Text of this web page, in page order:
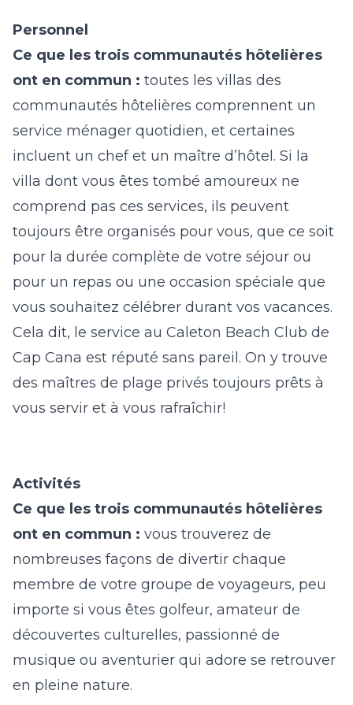
Personnel
Ce que les trois communautés hôtelières
ont en commun : toutes les villas des
communautés hôtelières comprennent un
service ménager quotidien, et certaines
incluent un chef et un maître d’hôtel. Si la
villa dont vous êtes tombé amoureux ne
comprend pas ces services, ils peuvent
toujours être organisés pour vous, que ce soit
pour la durée complète de votre séjour ou
pour un repas ou une occasion spéciale que
vous souhaitez célébrer durant vos vacances.
Cela dit, le service au Caleton Beach Club de
Cap Cana est réputé sans pareil. On y trouve
des maîtres de plage privés toujours prêts à
vous servir et à vous rafraîchir!
Activités
Ce que les trois communautés hôtelières
ont en commun : vous trouverez de
nombreuses façons de divertir chaque
membre de votre groupe de voyageurs, peu
importe si vous êtes golfeur, amateur de
découvertes culturelles, passionné de
musique ou aventurier qui adore se retrouver
en pleine nature.